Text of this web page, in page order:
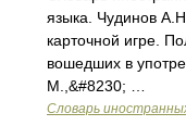
языка. Чудинов
карточной игре.
вошедших в
М.,&#8230; …
Словарь